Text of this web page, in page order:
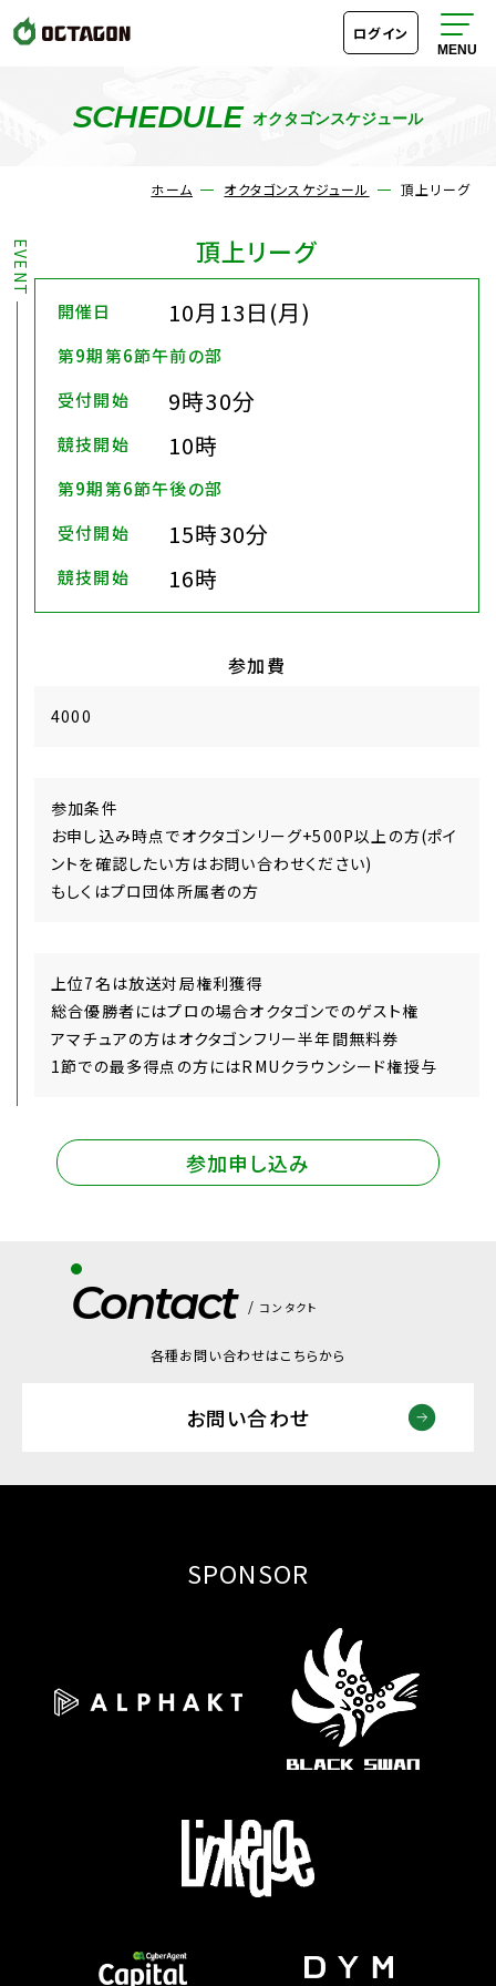
オクタゴンスケジュール
料金・システム
成績表・段位ランキング
ログイン
SCHEDULE オクタゴンスケジュール
ホーム オクタゴンスケジュール 頂上リーグ
頂上リーグ
開催日 10月13日(月)
第9期第6節午前の部
受付開始
9時30分
競技開始 10時
第9期第6節午後の部
受付開始
15時30分
競技開始 16時
参加費
4000
参加条件
お申し込み時点でオクタゴンリーグ+500P以上の方(ポイ
ントを確認したい方はお問い合わせください)
もしくはプロ団体所属者の方
上位7名は放送対局権利獲得
総合優勝者にはプロの場合オクタゴンでのゲスト権
アマチュアの方はオクタゴンフリー半年間無料券
1節での最多得点の方にはRMUクラウンシード権授与
参加申し込み
Contact コンタクト
各種お問い合わせはこちらから
お問い合わせ
SPONSOR